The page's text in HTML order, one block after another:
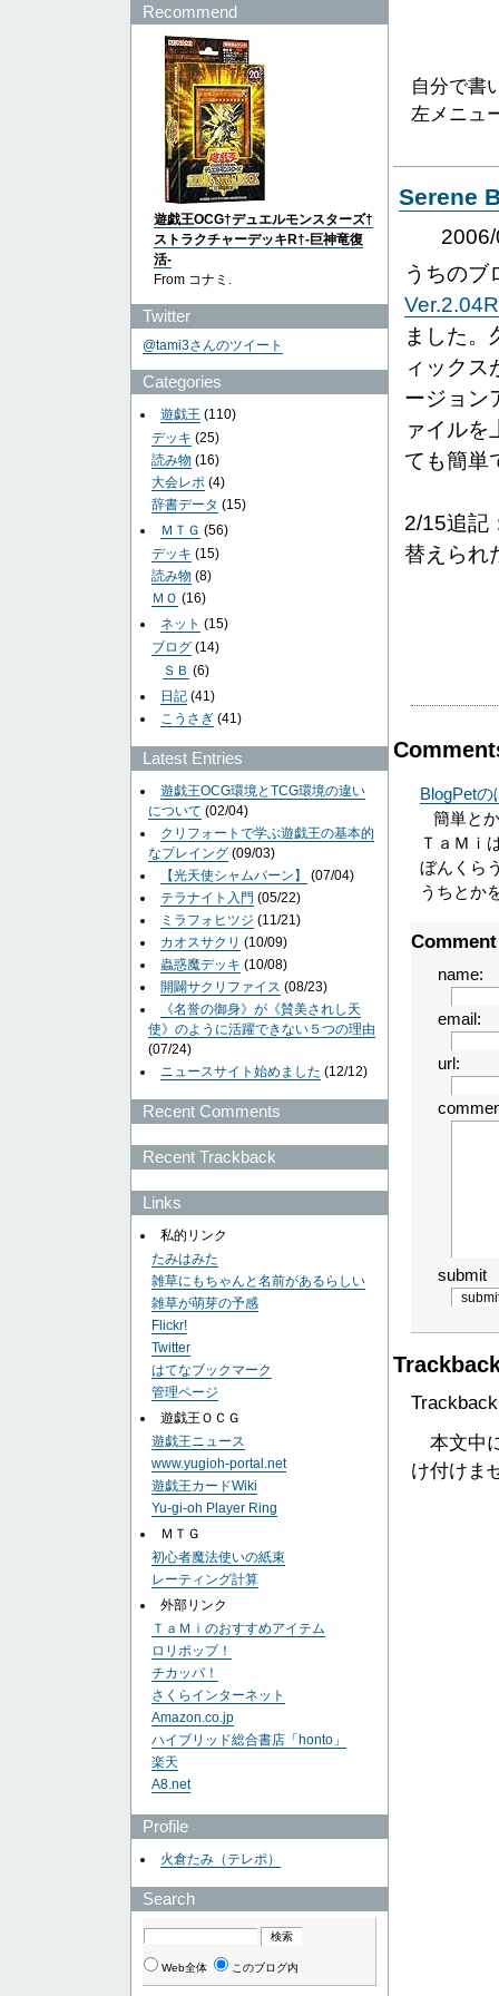
自分で書
左メニュ
Serene
うちのブ
Ver.2.04R
ました。
ィックス
ージョン
ァイルを
ても簡単
2/15追記
替えられ
BlogPet
簡単と
ＴａＭｉ
ぼんくら
うちとか
name:
email:
url:
submit
本文中
け付けま
Recommend
遊戯王OCG†デュエルモンスターズ†
ストラクチャーデッキR†-巨神竜復
活-
From コナミ.
Twitter
@tami3さんのツイート
Categories
遊戯王 (110)
デッキ (25)
読み物 (16)
大会レポ (4)
辞書データ (15)
ＭＴＧ (56)
デッキ (15)
読み物 (8)
ＭＯ (16)
ネット (15)
ブログ (14)
ＳＢ (6)
日記(41)
こうさぎ(41)
Latest Entries
遊戯王OCG環境とTCG環境の違い
について (02/04)
クリフォートで学ぶ遊戯王の基本的
なプレイング(09/03)
【光天使シャムバーン】
(07/04)
テラナイト入門 (05/22)
ミラフォヒツジ (11/21)
カオスサクリ (10/09)
蟲惑魔デッキ (10/08)
開闢サクリファイス (08/23)
《名誉の御身》が《賛美されし天
使》のように活躍できない５つの理由
(07/24)
ニュースサイト始めました (12/12)
Recent Comments
Recent Trackback
Links
私的リンク
たみはみた
雑草にもちゃんと名前があるらしい
雑草が萌芽の予感
Flickr!
Twitter
はてなブックマーク
管理ページ
遊戯王ＯＣＧ
遊戯王ニュース
www.yugioh-portal.net
遊戯王カードWiki
Yu-gi-oh Player Ring
ＭＴＧ
初心者魔法使いの紙束
レーティング計算
外部リンク
ＴａＭｉのおすすめアイテム
ロリポップ！
チカッパ！
さくらインターネット
Amazon.co.jp
ハイブリッド総合書店「honto」
楽天
A8.net
Profile
火倉たみ（テレポ）
Search
Web全体 このブログ内